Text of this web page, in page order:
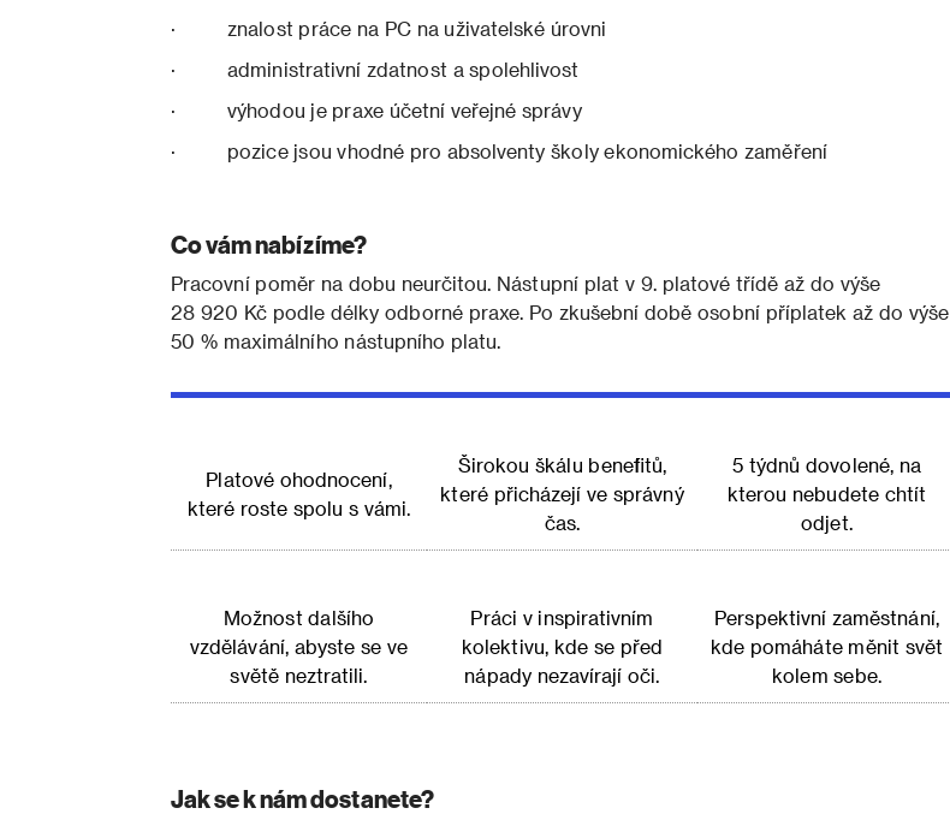
· znalost práce na PC na uživatelské úrovni
· administrativní zdatnost a spolehlivost
· výhodou je praxe účetní veřejné správy
· pozice jsou vhodné pro absolventy školy ekonomického zaměření
Co vám nabízíme?
Pracovní poměr na dobu neurčitou. Nástupní plat v 9. platové třídě až do výše
28 920 Kč podle délky odborné praxe. Po zkušební době osobní příplatek až do výše
50 % maximálního nástupního platu.
Platové ohodnocení,
které roste spolu s vámi.
Širokou škálu benefitů,
které přicházejí ve správný
čas.
5 týdnů dovolené, na
kterou nebudete chtít
odjet.
Možnost dalšího
vzdělávání, abyste se ve
světě neztratili.
Práci v inspirativním
kolektivu, kde se před
nápady nezavírají oči.
Perspektivní zaměstnání,
kde pomáháte měnit svět
kolem sebe.
Jak se k nám dostanete?